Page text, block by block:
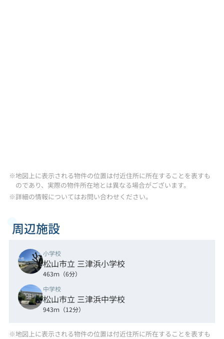
※地図上に表示される物件の位置は付近住所に所在することを表すも
のであり、実際の物件所在地とは異なる場合がございます。
※詳細の情報についてはお問い合わせください。
周辺施設
小学校
松山市立 三津浜小学校
463ｍ（6分）
中学校
松山市立 三津浜中学校
943ｍ（12分）
※地図上に表示される物件の位置は付近住所に所在することを表すも